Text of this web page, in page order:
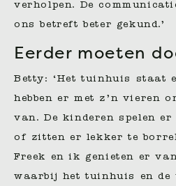
verholpen. De
ons betreft beter gekund.’
Eerder moeten
Betty: ‘Het tuinhuis staat
hebben er met z’n vieren
van. De kinderen spelen er
of zitten er lekker te
Freek en ik genieten er
waarbij het tuinhuis en de